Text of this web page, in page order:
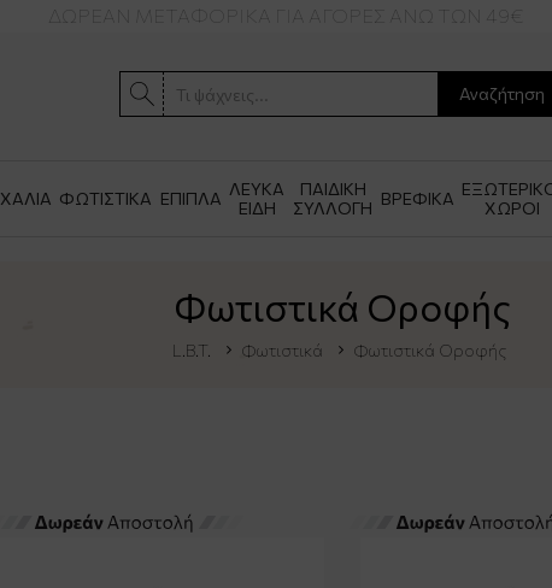
ΔΩΡΕΑΝ ΜΕΤΑΦΟΡΙΚΑ ΓΙΑ ΑΓΟΡΕΣ ΑΝΩ ΤΩΝ 49€
Αναζήτηση
ΧΑΛΙΑ ΦΩΤΙΣΤΙΚΑ ΕΠΙΠΛΑ ΛΕΥΚΑ
ΕΙΔΗ
ΠΑΙΔΙΚΗ
ΣΥΛΛΟΓΗ ΒΡΕΦΙΚΑ
ΧΩΡΟΙ
Φωτιστικά Οροφής
L.B.T. Φωτιστικά Φωτιστικά Οροφής